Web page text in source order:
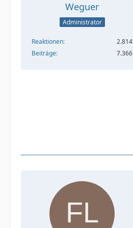
Weguer
Administrator
Reaktionen
2.814
Beiträge
7.366